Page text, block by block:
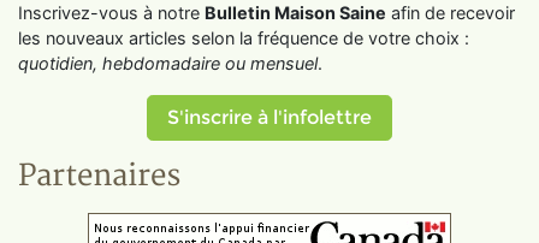
Inscrivez-vous à notre Bulletin Maison Saine afin de recevoir
les nouveaux articles selon la fréquence de votre choix :
quotidien, hebdomadaire ou mensuel.
S'inscrire à l'infolettre
Partenaires